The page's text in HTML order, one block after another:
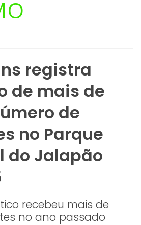
registra
de mais de
de
no Parque
do Jalapão
recebeu mais de
no ano passado